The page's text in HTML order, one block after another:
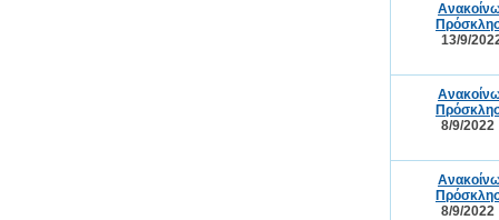
13/9/
8/9/2022
8/9/2022